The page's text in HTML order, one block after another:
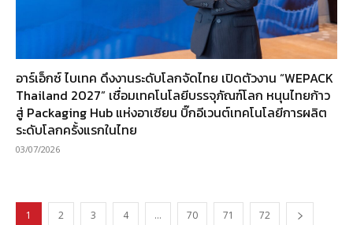
อาร์เอ็กซ์ ไบเทค ดึงงานระดับโลกจัดไทย เปิดตัวงาน “WEPACK
Thailand 2027” เชื่อมเทคโนโลยีบรรจุภัณฑ์โลก หนุนไทยก้าว
สู่ Packaging Hub แห่งอาเซียน บิ๊กอีเวนต์เทคโนโลยีการผลิต
ระดับโลกครั้งแรกในไทย
03/07/2026
1 2 3 4 … 70 71 72